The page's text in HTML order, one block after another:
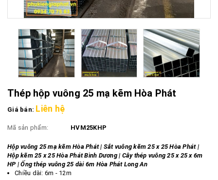
Thép hộp vuông 25 mạ kẽm Hòa Phát
Giá bán: Liên hệ
Mã sản phẩm: HVM25KHP
Hộp vuông 25 mạ kẽm Hòa Phát | Sắt vuông kẽm 25 x 25 Hòa Phát |
Hộp kẽm 25 x 25 Hòa Phát Bình Dương | Cây thép vuông 25 x 25 x 6m
HP | Ống thép vuông 25 dài 6m Hòa Phát Long An
Chiều dài: 6m - 12m